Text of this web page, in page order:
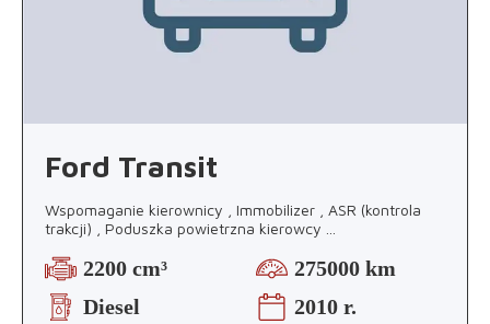
Ford Transit
Wspomaganie kierownicy , Immobilizer , ASR (kontrola
trakcji) , Poduszka powietrzna kierowcy
2200 cm³
275000 km
Diesel
2010 r.